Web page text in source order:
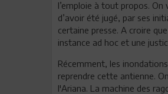
l’emploie à tout propos.
d’avoir été jugé, par ses
certaine presse. A croire
instance ad hoc et une
Récemment, les
reprendre cette antienne.
l'Ariana. La machine des